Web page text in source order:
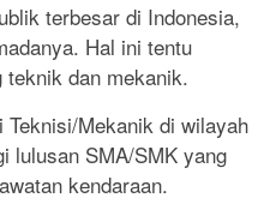
terbesar di Indonesia,
Hal ini tentu
teknik dan mekanik.
Mekanik di wilayah
lulusan SMA/SMK yang
kendaraan.